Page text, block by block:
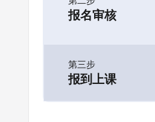
报名审核
第三步
报到上课